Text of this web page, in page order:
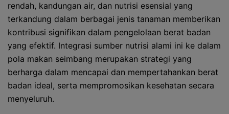
rendah, kandungan air, dan nutrisi esensial yang
terkandung dalam berbagai jenis tanaman memberikan
kontribusi signifikan dalam pengelolaan berat badan
yang efektif. Integrasi sumber nutrisi alami ini ke dalam
pola makan seimbang merupakan strategi yang
berharga dalam mencapai dan mempertahankan berat
badan ideal, serta mempromosikan kesehatan secara
menyeluruh.